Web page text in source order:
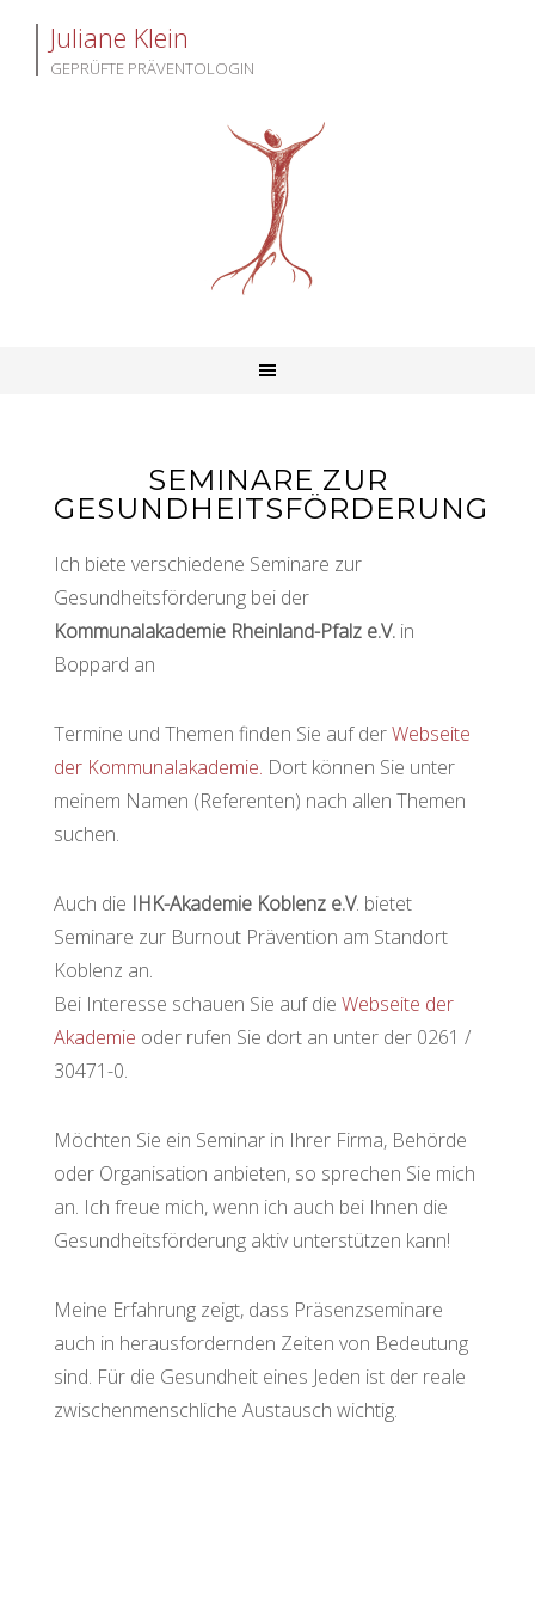
Juliane Klein
GEPRÜFTE PRÄVENTOLOGIN
SEMINARE ZUR
GESUNDHEITSFÖRDERUNG
Ich biete verschiedene Seminare zur
Gesundheitsförderung bei der
Kommunalakademie Rheinland-Pfalz e.V.in
Boppard an
Termine und Themen finden Sie auf derWebseite
der Kommunalakademie. Dort können Sie unter
meinem Namen (Referenten) nach allen Themen
suchen.
Auch die IHK-Akademie Koblenz e.V. bietet
Seminare zur Burnout Prävention am Standort
Koblenz an.
Bei Interesse schauen Sie auf die Webseite der
Akademie oder rufen Sie dort an unter der 0261 /
30471-0.
Möchten Sie ein Seminar in Ihrer Firma, Behörde
oder Organisation anbieten, so sprechen Sie mich
an. Ich freue mich, wenn ich auch bei Ihnen die
Gesundheitsförderung aktiv unterstützen kann!
Meine Erfahrung zeigt, dass Präsenzseminare
auch in herausfordernden Zeiten von Bedeutung
sind. Für die Gesundheit eines Jeden ist der reale
zwischenmenschliche Austausch wichtig.